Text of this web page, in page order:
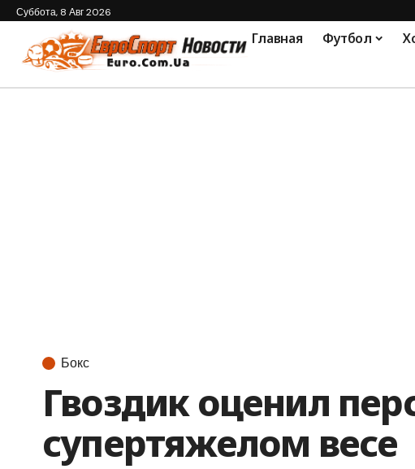
Суббота, 8 Авг 2026
Главная Футбол
Бокс
Гвоздик оценил
супертяжелом весе